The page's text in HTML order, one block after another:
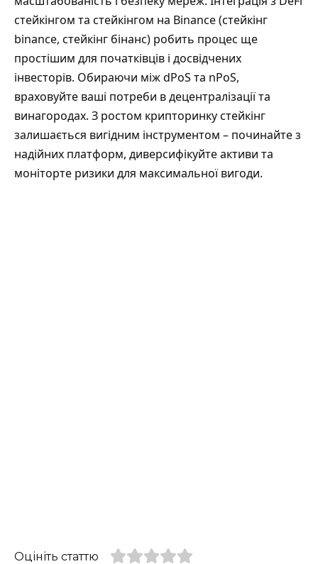
стейкінгом та стейкінгом на Binance (стейкінг
binance, стейкінг бінанс) робить процес ще
простішим для початківців і досвідчених
інвесторів. Обираючи між dPoS та nPoS,
враховуйте ваші потреби в децентралізації та
винагородах. З ростом крипторинку стейкінг
залишається вигідним інструментом – починайте з
надійних платформ, диверсифікуйте активи та
моніторте ризики для максимальної вигоди.
Оцініть статтю